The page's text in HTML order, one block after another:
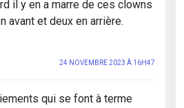
il y en a marre de ces clowns
avant et deux en arrière.
24 NOVEMBRE 2023 À 16H47
qui se font à terme